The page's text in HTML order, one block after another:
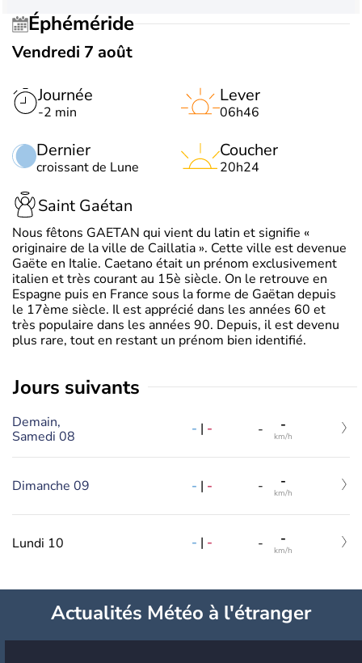
Éphéméride
Vendredi 7 août
Journée
-2 min
Dernier
croissant de Lune
Lever
06h46
Coucher
20h24
Saint Gaétan
Nous fêtons GAETAN qui vient du latin et signifie «
originaire de la ville de Caillatia ». Cette ville est devenue
Gaëte en Italie. Caetano était un prénom exclusivement
italien et très courant au 15è siècle. On le retrouve en
Espagne puis en France sous la forme de Gaëtan depuis
le 17ème siècle. Il est apprécié dans les années 60 et
très populaire dans les années 90. Depuis, il est devenu
plus rare, tout en restant un prénom bien identifié.
jours suivants
Demain,
Samedi 08
- | - - -
km/h
Dimanche 09 - | - - -
km/h
Lundi 10 - | - - -
km/h
Actualités Météo à l'étranger